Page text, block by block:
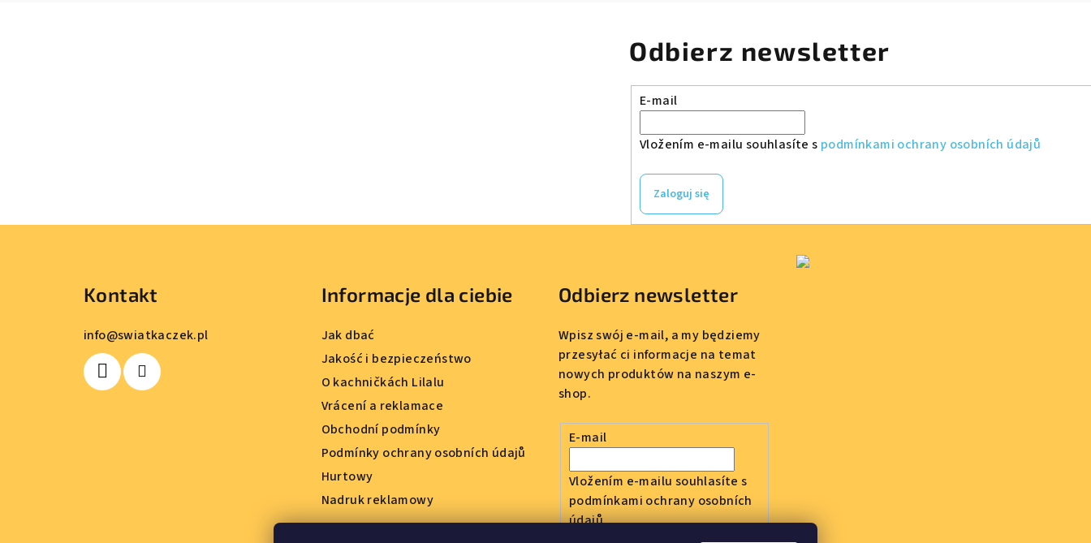
Odbierz newsletter
E-mail
Vložením e-mailu souhlasíte s podmínkami ochrany osobních údajů
Zaloguj się
Kontakt
info@swiatkaczek.pl
Informacje dla ciebie
Jak dbać
Jakość i bezpieczeństwo
O kachničkách Lilalu
Vrácení a reklamace
Obchodní podmínky
Podmínky ochrany osobních údajů
Hurtowy
Nadruk reklamowy
Odbierz newsletter
Wpisz swój e-mail, a my będziemy
przesyłać ci informacje na temat
nowych produktów na naszym e-
shop.
E-mail
Vložením e-mailu souhlasíte s
podmínkami ochrany osobních
údajů